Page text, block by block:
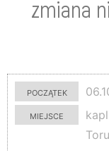
zmiana
początek
miejsce